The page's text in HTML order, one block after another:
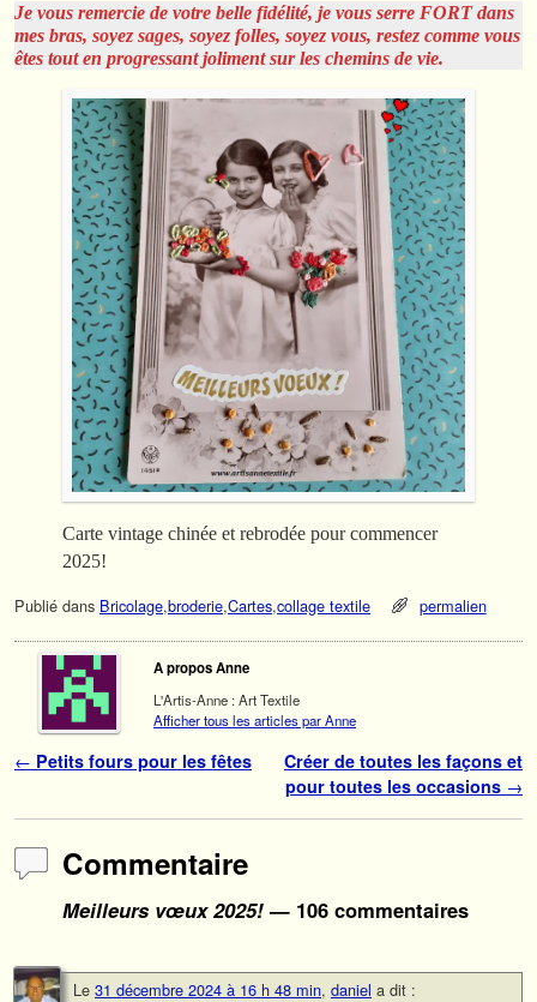
Je vous remercie de votre belle fidélité, je vous serre FORT dans
mes bras, soyez sages, soyez folles, soyez vous, restez comme vous
êtes tout en progressant joliment sur les chemins de vie.
Carte vintage chinée et rebrodée pour commencer
2025!
Publié dans Bricolage,broderie,Cartes,collage textile permalien
A propos Anne
L'Artis-Anne : Art Textile
Afficher tous les articles par Anne
Navigation des articles
← Petits fours pour les fêtes
Créer de toutes les façons et
pour toutes les occasions →
Commentaire
Meilleurs vœux 2025!— 106 commentaires
Le 31 décembre 2024 à 16 h 48 min, daniel a dit :